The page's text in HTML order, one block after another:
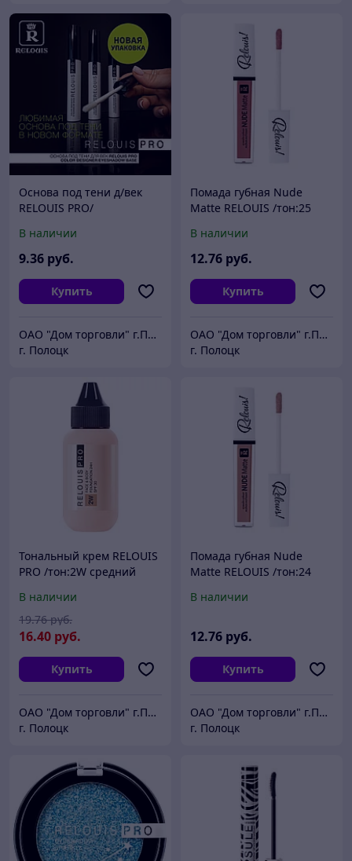
Основа под тени д/век
RELOUIS PRO/
22
В наличии
9.36 руб.
Купить
ОАО "Дом торговли" г.Полоцк
г. Полоцк
Помада губная Nude
Matte RELOUIS /тон:25
В наличии
12.76 руб.
Купить
ОАО "Дом торговли" г.Полоцк
г. Полоцк
Тональный крем RELOUIS
PRO /тон:2W средний
В наличии
16.40 руб.
19.76 руб.
Купить
ОАО "Дом торговли" г.Полоцк
г. Полоцк
Помада губная Nude
Matte RELOUIS /тон:24
В наличии
12.76 руб.
Купить
ОАО "Дом торговли" г.Полоцк
г. Полоцк